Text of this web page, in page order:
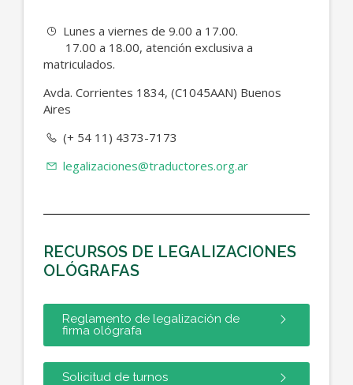
Lunes a viernes de 9.00 a 17.00.
17.00 a 18.00, atención exclusiva a
matriculados.
Avda. Corrientes 1834, (C1045AAN) Buenos
Aires
(+ 54 11) 4373-7173
legalizaciones@traductores.org.ar
RECURSOS DE LEGALIZACIONES
OLÓGRAFAS
Reglamento de legalización de
firma ológrafa
Solicitud de turnos